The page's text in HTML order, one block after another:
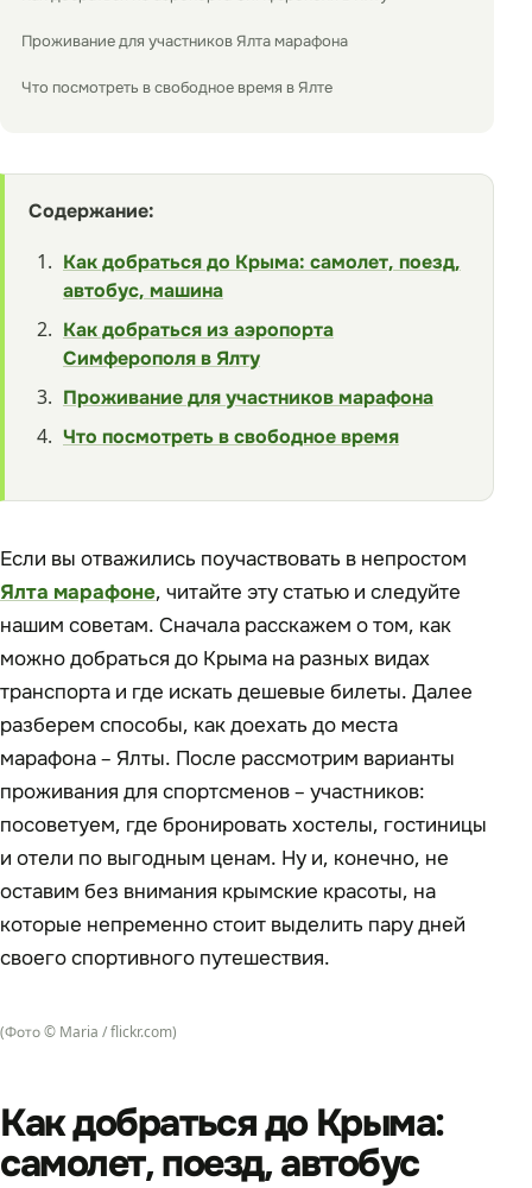
Проживание для участников Ялта марафона
Что посмотреть в свободное время в Ялте
Содержание:
Как добраться до Крыма: самолет, поезд,
автобус, машина
Как добраться из аэропорта
Симферополя в Ялту
Проживание для участников марафона
Что посмотреть в свободное время
Если вы отважились поучаствовать в непростом
Ялта марафоне, читайте эту статью и следуйте
нашим советам. Сначала расскажем о том, как
можно добраться до Крыма на разных видах
транспорта и где искать дешевые билеты. Далее
разберем способы, как доехать до места
марафона – Ялты. После рассмотрим варианты
проживания для спортсменов – участников:
посоветуем, где бронировать хостелы, гостиницы
и отели по выгодным ценам. Ну и, конечно, не
оставим без внимания крымские красоты, на
которые непременно стоит выделить пару дней
своего спортивного путешествия.
(Фото © Maria / flickr.com)
Как добраться до Крыма:
самолет, поезд, автобус